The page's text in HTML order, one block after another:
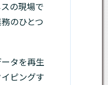
の現場で
のひとつ
タを再生
ピングす